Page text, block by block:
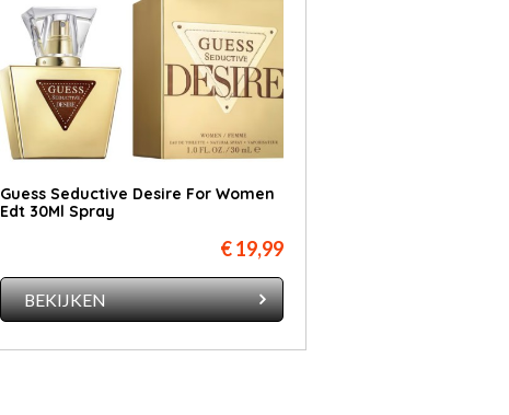
Guess Seductive Desire For Women
Edt 30Ml Spray
€ 19,99
BEKIJKEN